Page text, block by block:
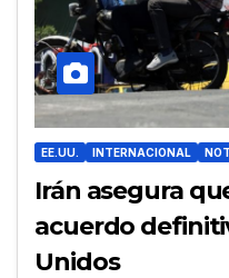
EE.UU. INTERNACIONAL
Irán asegura
acuerdo
Unidos